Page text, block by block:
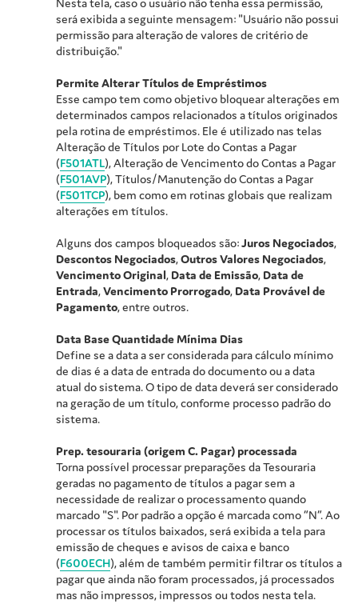
será exibida a seguinte mensagem: "Usuário não possui
permissão para alteração de valores de critério de
distribuição."
Permite Alterar Títulos de Empréstimos
Esse campo tem como objetivo bloquear alterações em
determinados campos relacionados a títulos originados
pela rotina de empréstimos. Ele é utilizado nas telas
Alteração de Títulos por Lote do Contas a Pagar
(F501ATL), Alteração de Vencimento do Contas a Pagar
(F501AVP), Títulos/Manutenção do Contas a Pagar
(F501TCP), bem como em rotinas globais que realizam
alterações em títulos.
Alguns dos campos bloqueados são:Juros Negociados,
Descontos Negociados,Outros Valores Negociados,
Vencimento Original, Data de Emissão, Data de
Entrada,Vencimento Prorrogado, Data Provável de
Pagamento, entre outros.
Data Base Quantidade Mínima Dias
Define se a data a ser considerada para cálculo mínimo
de dias é a data de entrada do documento ou a data
atual do sistema. O tipo de data deverá ser considerado
na geração de um título, conforme processo padrão do
sistema.
Prep. tesouraria (origem C. Pagar) processada
Torna possível processar preparações da Tesouraria
geradas no pagamento de títulos a pagar sem a
necessidade de realizar o processamento quando
marcado "S". Por padrão a opção é marcada como “N”. Ao
processar os títulos baixados, será exibida a tela para
emissão de cheques e avisos de caixa e banco
(F600ECH), além de também permitir filtrar os títulos a
pagar que ainda não foram processados, já processados
mas não impressos, impressos ou todos nesta tela.